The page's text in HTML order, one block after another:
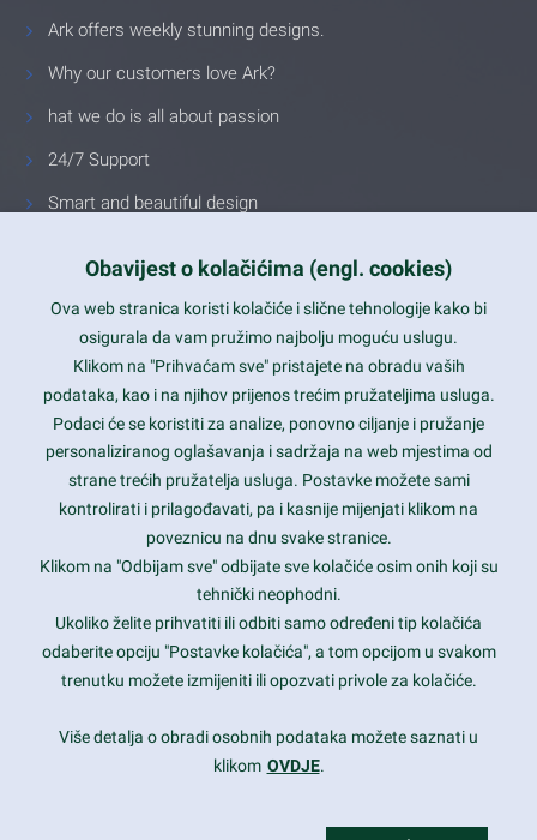
Ark offers weekly stunning designs.
Why our customers love Ark?
hat we do is all about passion
24/7 Support
Smart and beautiful design
Latest trends and much more...
Contact Info
1600 Amphitheatre Parkway, Mountain View, CA 94043
prothemes.net@gmail.com
Daily: 9:00 am - 6:00 pm
Sunday: Closed
Copyright 2017FRESHFACE© All Rights Reserved
Obavijest o kolačićima (engl. cookies)
Ova web stranica koristi kolačiće i slične tehnologije kako bi
osigurala da vam pružimo najbolju moguću uslugu.
Klikom na "Prihvaćam sve" pristajete na obradu vaših
podataka, kao i na njihov prijenos trećim pružateljima usluga.
Podaci će se koristiti za analize, ponovno ciljanje i pružanje
personaliziranog oglašavanja i sadržaja na web mjestima od
strane trećih pružatelja usluga. Postavke možete sami
kontrolirati i prilagođavati, pa i kasnije mijenjati klikom na
poveznicu na dnu svake stranice.
Klikom na "Odbijam sve" odbijate sve kolačiće osim onih koji su
tehnički neophodni.
Ukoliko želite prihvatiti ili odbiti samo određeni tip kolačića
odaberite opciju "Postavke kolačića", a tom opcijom u svakom
trenutku možete izmijeniti ili opozvati privole za kolačiće.
Više detalja o obradi osobnih podataka možete saznati u
klikom OVDJE.